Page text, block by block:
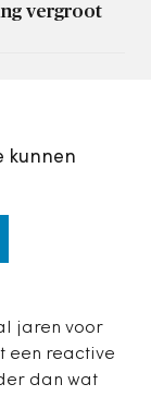
vergroot
kunnen
jaren voor
een reactive
dan wat